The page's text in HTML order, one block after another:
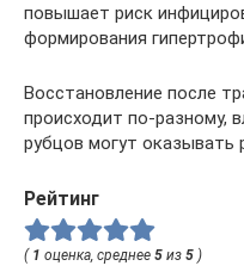
повышает риск
формирования
Восстановление после
происходит по-разному,
рубцов могут оказывать
Рейтинг
( 1 оценка, среднее 5 из 5 )